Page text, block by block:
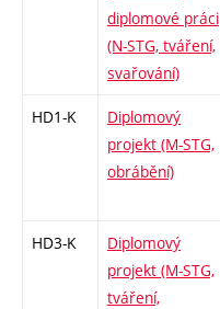
diplomové práci
(N-STG, tváření,
svařování)
HD1-K
Diplomový
projekt (M-STG,
obrábění)
HD3-K
Diplomový
projekt (M-STG,
tváření,